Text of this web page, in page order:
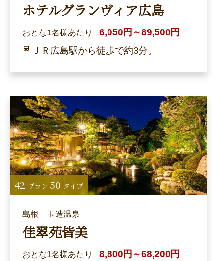
ホテルグランヴィア広島
おとな1名様あたり
6,050円～89,500円
ＪＲ広島駅から徒歩で約3分。
島根 玉造温泉
佳翠苑皆美
おとな1名様あたり
8,800円～68,200円
42 プラン 50 タイプ